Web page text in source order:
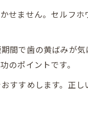
せません。セルフ
間で歯の黄ばみが
のポイントです。
すすめします。正